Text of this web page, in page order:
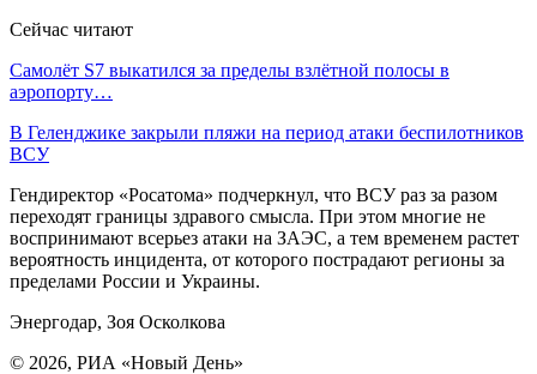
Сейчас читают
Самолёт S7 выкатился за пределы взлётной полосы в
аэропорту…
В Геленджике закрыли пляжи на период атаки беспилотников
ВСУ
Гендиректор «Росатома» подчеркнул, что ВСУ раз за разом
переходят границы здравого смысла. При этом многие не
воспринимают всерьез атаки на ЗАЭС, а тем временем растет
вероятность инцидента, от которого пострадают регионы за
пределами России и Украины.
Энергодар, Зоя Осколкова
© 2026, РИА «Новый День»